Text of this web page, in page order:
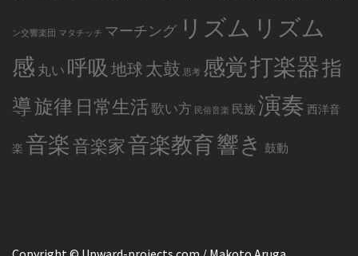
ン交響楽団 マタチッチ マーチング リズム リズム
感 丸い 呼吸 地球太鼓 思考 感覚打楽器指
導旋律 日常生活歌い方 民俗音楽 民族 演奏 西洋音
楽 音楽音楽家音楽教育響き 鼓動